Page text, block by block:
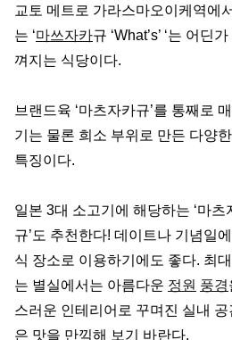
교토 메트로 가라스마오이케역에
는 ‘마쓰자카규 ‘What’s’ ‘는 어딘
껴지는 식당이다.
브랜드육 ‘마츠자카규’를 통째로
기는 물론 희소 부위로 만든 다양
특징이다.
일본 3대 소고기에 해당하는 ‘마츠
규’도 추천한다! 데이트나 기념일
식 장소로 이용하기에도 좋다. 최
는 별실에서는 아름다운 정원 풍경
스러운 인테리어로 꾸며진 실내
은 맛을 만끽해 보기 바란다.